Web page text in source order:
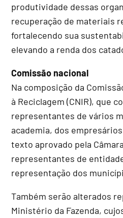
produtividade dessas
recuperação de materiais
fortalecendo sua
elevando a renda dos
Comissão nacional
Na composição da
à Reciclagem (CNIR), que
representantes de vários
academia, dos
texto aprovado pela
representantes de
representação dos
Também serão alterados
Ministério da Fazenda,